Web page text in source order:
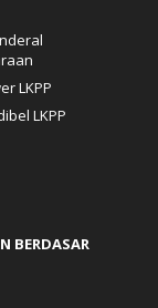
LKPP
LKPP
BERDASAR